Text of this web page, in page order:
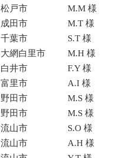
松戸市
M.M 様
成田市
M.T 様
千葉市
S.T 様
大網白里市
M.H 様
白井市
F.Y 様
富里市
A.I 様
野田市
M.S 様
野田市
M.S 様
流山市
S.O 様
流山市
A.H 様